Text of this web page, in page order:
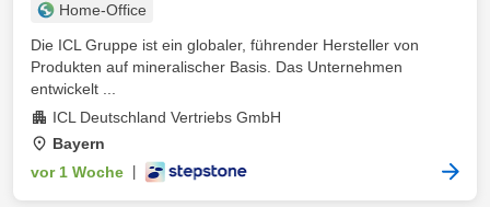
Home-Office
Die ICL Gruppe ist ein globaler, führender Hersteller von
Produkten auf mineralischer Basis. Das Unternehmen
entwickelt ...
ICL Deutschland Vertriebs GmbH
Bayern
vor 1 Woche